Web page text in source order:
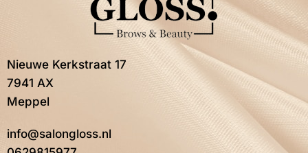
Nieuwe Kerkstraat 17
7941 AX
Meppel
info@salongloss.nl